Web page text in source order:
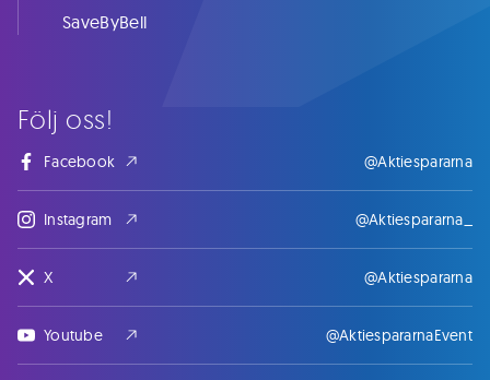
Följ oss!
Facebook @Aktiespararna
Instagram @Aktiespararna_
X @Aktiespararna
Youtube @AktiespararnaEvent
SaveByBell